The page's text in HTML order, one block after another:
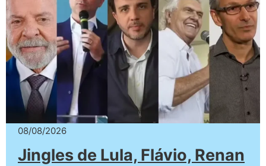
08/08/2026
Jingles de Lula, Flávio, Renan